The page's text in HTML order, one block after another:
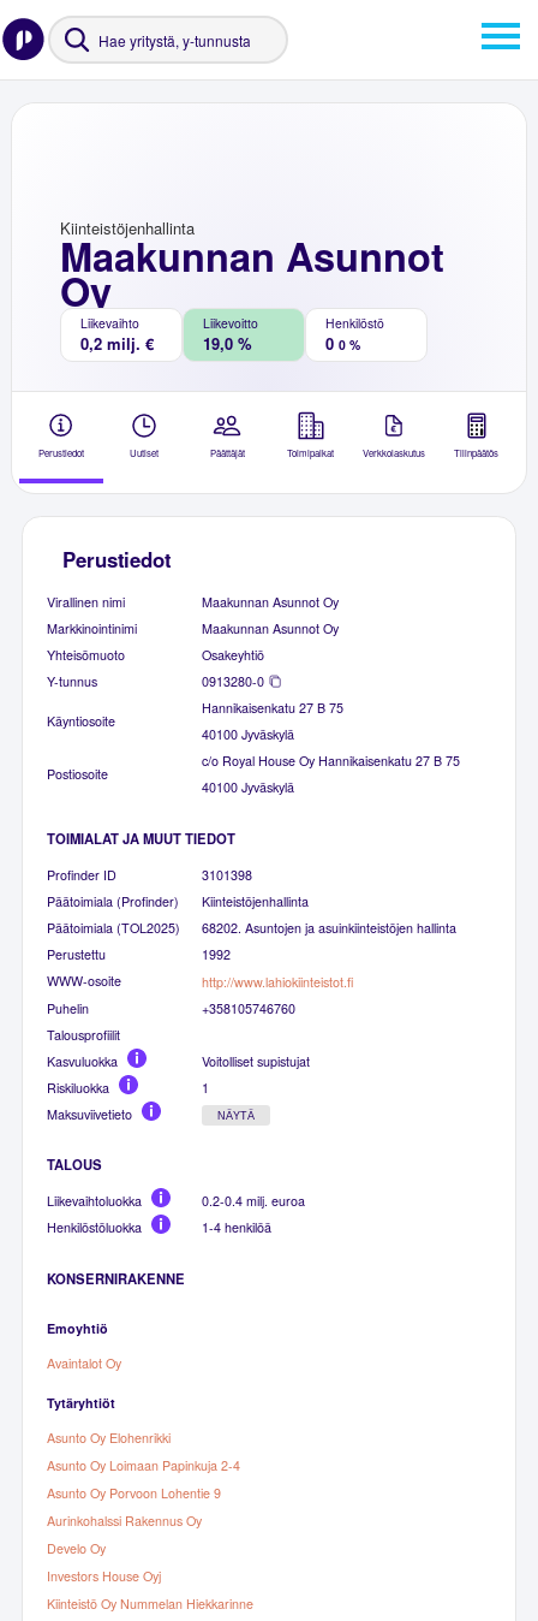
Maakunnan Asunnot
Oy
Kiinteistöjenhallinta
Liikevaihto
0,2 milj. €
Liikevoitto
19,0 %
Henkilöstö
0 0 %
Perustiedot Uutiset Päättäjät Toimipaikat Verkkolaskutus Tilinpäätös
Perustiedot
Virallinen nimi
Maakunnan Asunnot Oy
Markkinointinimi
Maakunnan Asunnot Oy
Yhteisömuoto
Osakeyhtiö
Y-tunnus
0913280-0
Käyntiosoite
Hannikaisenkatu 27 B 75
40100 Jyväskylä
Postiosoite
c/o Royal House Oy Hannikaisenkatu 27 B 75
40100 Jyväskylä
TOIMIALAT JA MUUT TIEDOT
Profinder ID
3101398
Päätoimiala (Profinder)
Kiinteistöjenhallinta
Päätoimiala (TOL2025)
68202. Asuntojen ja asuinkiinteistöjen hallinta
Perustettu
1992
WWW-osoite
http://www.lahiokiinteistot.fi
Puhelin
+358105746760
Talousprofiilit
Kasvuluokka
Voitolliset supistujat
Riskiluokka
1
Maksuviivetieto
NÄYTÄ
TALOUS
Liikevaihtoluokka
0.2-0.4 milj. euroa
Henkilöstöluokka
1-4 henkilöä
KONSERNIRAKENNE
Emoyhtiö
Avaintalot Oy
Tytäryhtiöt
Asunto Oy Elohenrikki
Asunto Oy Loimaan Papinkuja 2-4
Asunto Oy Porvoon Lohentie 9
Aurinkohalssi Rakennus Oy
Develo Oy
Investors House Oyj
Kiinteistö Oy Nummelan Hiekkarinne